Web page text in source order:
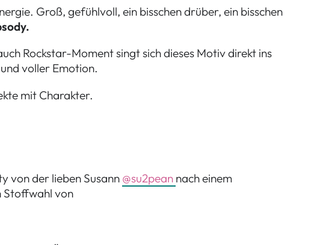
Groß, gefühlvoll, ein bisschen drüber, ein bisschen
Rockstar-Moment singt sich dieses Motiv direkt ins
voller Emotion.
mit Charakter.
von der lieben Susann @su2pean nach einem
Stoffwahl von